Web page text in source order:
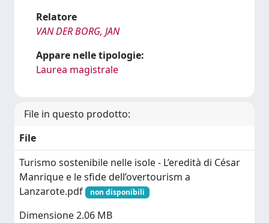
Relatore
VAN DER BORG, JAN
Appare nelle tipologie:
Laurea magistrale
File in questo prodotto:
File
Turismo sostenibile nelle isole - L’eredità di César
Manrique e le sfide dell’overtourism a
Lanzarote.pdf
non disponibili
Dimensione 2.06 MB